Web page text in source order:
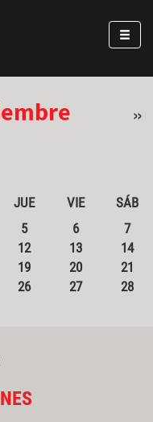
»
JUE VIE
SÁB
5 6
7
12 13
14
19 20
21
26 27
28